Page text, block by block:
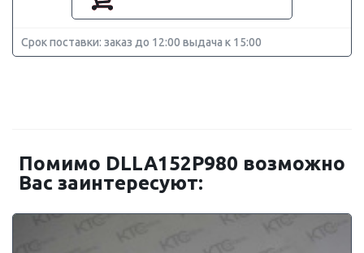
Срок поставки: заказ до 12:00 выдача к 15:00
Помимо DLLA152P980 возможно
Вас заинтересуют: